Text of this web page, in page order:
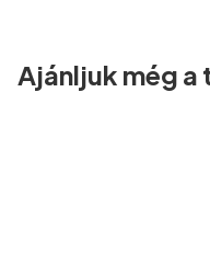
Ajánljuk még a